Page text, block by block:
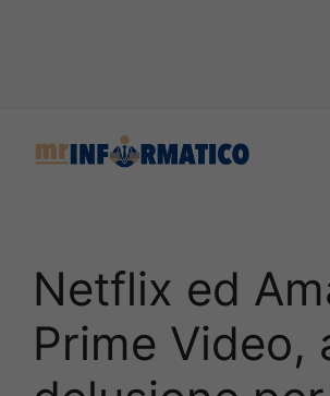
Netflix ed
Prime Video,